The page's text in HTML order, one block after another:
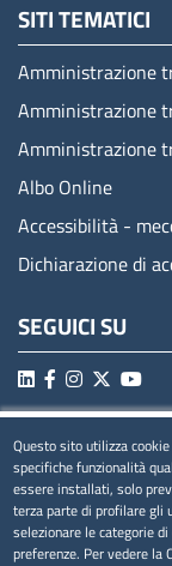
SITI TEMATICI
Amministrazione
Amministrazione
Amministrazione
Albo Online
Accessibilità -
Dichiarazione di
SEGUICI SU
MENÚ PRIVACY
Privacy
Cookie
Questo sito utilizza
specifiche funzionalità
essere installati, solo
terza parte di profilare gli
selezionare le categorie
preferenze. Per vedere la